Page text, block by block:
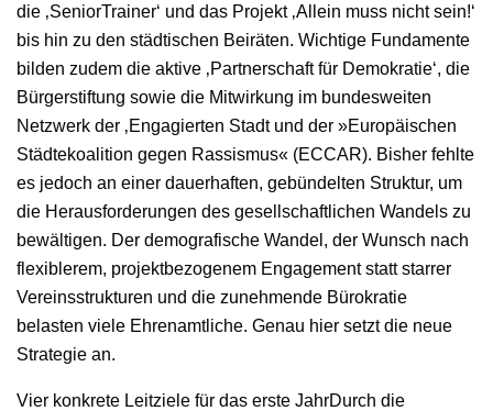
die ‚SeniorTrainer‘ und das Projekt ‚Allein muss nicht sein!‘
bis hin zu den städtischen Beiräten. Wichtige Fundamente
bilden zudem die aktive ‚Partnerschaft für Demokratie‘, die
Bürgerstiftung sowie die Mitwirkung im bundesweiten
Netzwerk der ‚Engagierten Stadt und der »Europäischen
Städtekoalition gegen Rassismus« (ECCAR). Bisher fehlte
es jedoch an einer dauerhaften, gebündelten Struktur, um
die Herausforderungen des gesellschaftlichen Wandels zu
bewältigen. Der demografische Wandel, der Wunsch nach
flexiblerem, projektbezogenem Engagement statt starrer
Vereinsstrukturen und die zunehmende Bürokratie
belasten viele Ehrenamtliche. Genau hier setzt die neue
Strategie an.
Vier konkrete Leitziele für das erste JahrDurch die